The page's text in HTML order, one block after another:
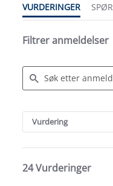
VURDERINGER
Filtrer anmeldelser
Reviews
Vurdering
24 Vurderinger